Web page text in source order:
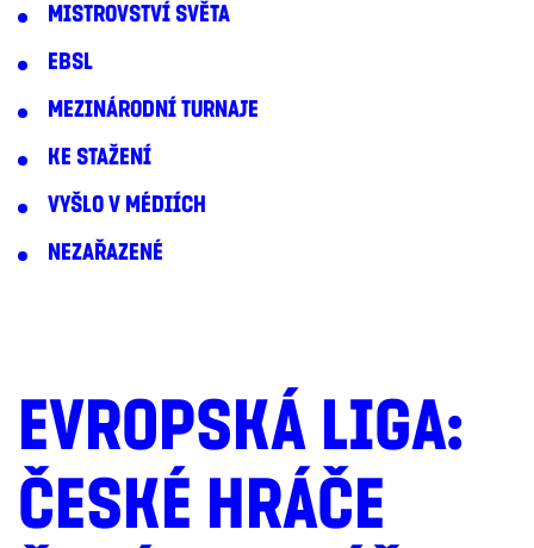
MISTROVSTVÍ SVĚTA
EBSL
MEZINÁRODNÍ TURNAJE
KE STAŽENÍ
VYŠLO V MÉDIÍCH
NEZAŘAZENÉ
EVROPSKÁ LIGA:
ČESKÉ HRÁČE